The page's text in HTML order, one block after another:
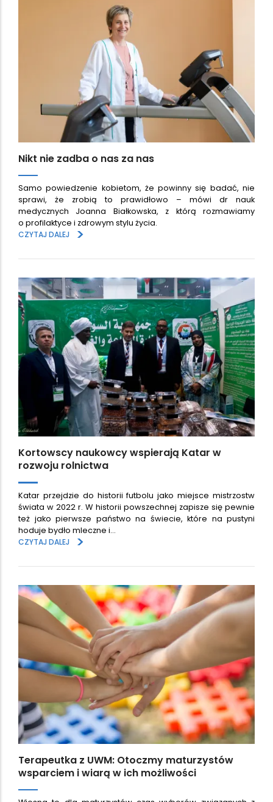
Nikt nie zadba o nas za nas
Samo powiedzenie kobietom, że powinny się badać, nie
sprawi, że zrobią to prawidłowo – mówi dr nauk
medycznych Joanna Białkowska, z którą rozmawiamy
o profilaktyce i zdrowym stylu życia.
CZYTAJ DALEJ
>
Kortowscy naukowcy wspierają Katar w
rozwoju rolnictwa
Katar przejdzie do historii futbolu jako miejsce mistrzostw
świata w 2022 r. W historii powszechnej zapisze się pewnie
też jako pierwsze państwo na świecie, które na pustyni
hoduje bydło mleczne i…
CZYTAJ DALEJ
>
Terapeutka z UWM: Otoczmy maturzystów
wsparciem i wiarą w ich możliwości